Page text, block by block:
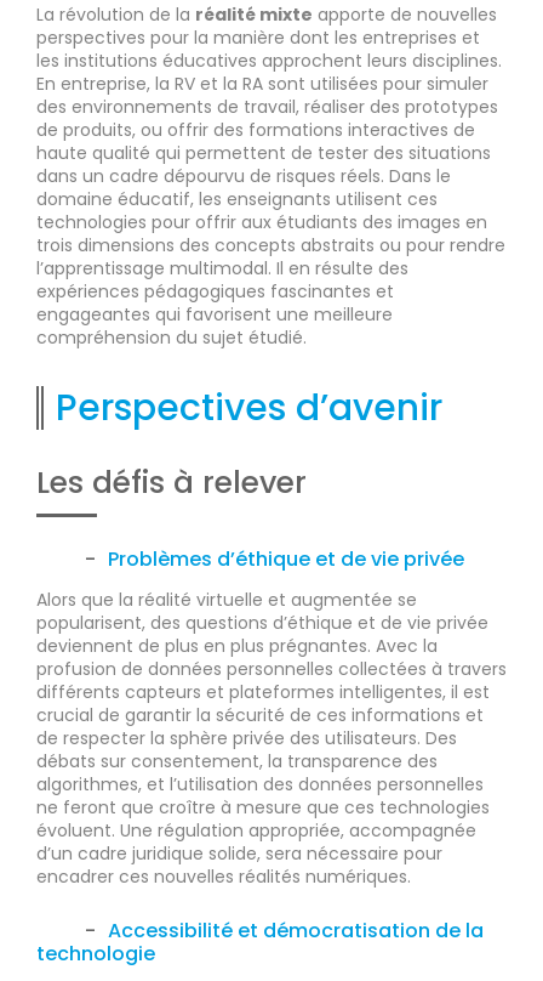
La révolution de la réalité mixte apporte de nouvelles
perspectives pour la manière dont les entreprises et
les institutions éducatives approchent leurs disciplines.
En entreprise, la RV et la RA sont utilisées pour simuler
des environnements de travail, réaliser des prototypes
de produits, ou offrir des formations interactives de
haute qualité qui permettent de tester des situations
dans un cadre dépourvu de risques réels. Dans le
domaine éducatif, les enseignants utilisent ces
technologies pour offrir aux étudiants des images en
trois dimensions des concepts abstraits ou pour rendre
l’apprentissage multimodal. Il en résulte des
expériences pédagogiques fascinantes et
engageantes qui favorisent une meilleure
compréhension du sujet étudié.
Perspectives d’avenir
Les défis à relever
Problèmes d’éthique et de vie privée
Alors que la réalité virtuelle et augmentée se
popularisent, des questions d’éthique et de vie privée
deviennent de plus en plus prégnantes. Avec la
profusion de données personnelles collectées à travers
différents capteurs et plateformes intelligentes, il est
crucial de garantir la sécurité de ces informations et
de respecter la sphère privée des utilisateurs. Des
débats sur consentement, la transparence des
algorithmes, et l’utilisation des données personnelles
ne feront que croître à mesure que ces technologies
évoluent. Une régulation appropriée, accompagnée
d’un cadre juridique solide, sera nécessaire pour
encadrer ces nouvelles réalités numériques.
Accessibilité et démocratisation de la
technologie